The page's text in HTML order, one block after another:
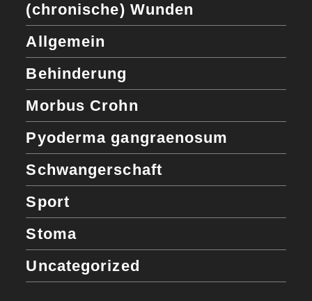
(chronische) Wunden
Allgemein
Behinderung
Morbus Crohn
Pyoderma gangraenosum
Schwangerschaft
Sport
Stoma
Uncategorized